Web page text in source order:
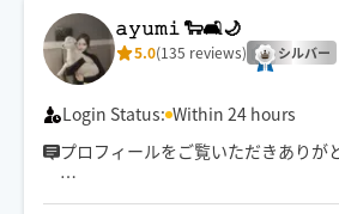
𝚊𝚢𝚞𝚖𝚒 🐑🛋️🌙
5.0(135 reviews) シルバー
Login Status: Within 24 hours
プロフィールをご覧いただきあり
お客様の日頃のお疲れに